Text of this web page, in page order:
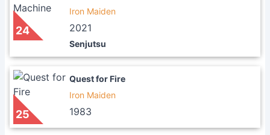
24
Iron Maiden
2021
Senjutsu
25
Quest for Fire
Iron Maiden
1983